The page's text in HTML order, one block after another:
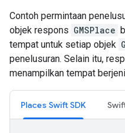
Contoh permintaan
objek respons GMSPlace
tempat untuk setiap objek
penelusuran. Selain itu,
menampilkan tempat
Places Swift SDK